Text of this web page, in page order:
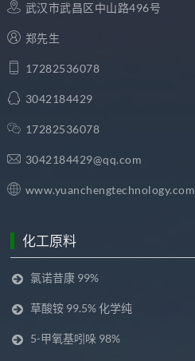
武汉市武昌区中山路496号
郑先生
17282536078
3042184429
17282536078
3042184429@qq.com
www.yuanchengtechnology.com
化工原料
氯诺昔康 99%
草酸铵 99.5% 化学纯
5-甲氧基吲哚 98%